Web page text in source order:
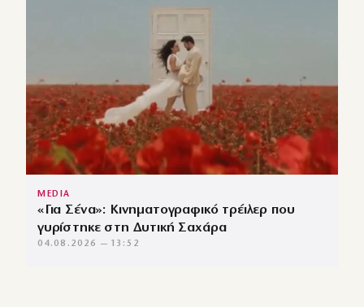
MEDIA
«Για Σένα»: Κινηματογραφικό τρέιλερ που
γυρίστηκε στη Δυτική Σαχάρα
04.08.2026 — 13:52